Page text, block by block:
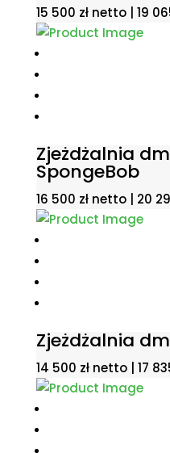
15 500 zł netto | 19
Zjeżdżalnia
SpongeBob
16 500 zł netto | 20
Zjeżdżalnia
14 500 zł netto | 17